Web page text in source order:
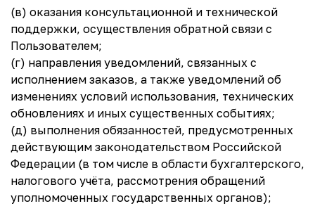
(в) оказания консультационной и технической
поддержки, осуществления обратной связи с
Пользователем;
(г) направления уведомлений, связанных с
исполнением заказов, а также уведомлений об
изменениях условий использования, технических
обновлениях и иных существенных событиях;
(д) выполнения обязанностей, предусмотренных
действующим законодательством Российской
Федерации (в том числе в области бухгалтерского,
налогового учёта, рассмотрения обращений
уполномоченных государственных органов);